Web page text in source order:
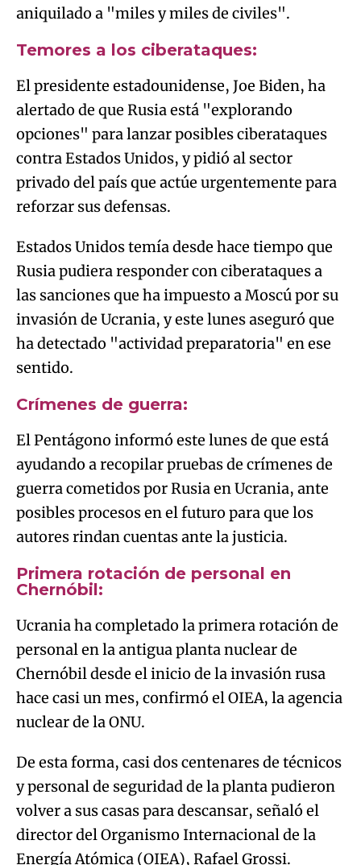
aniquilado a "miles y miles de civiles".
Temores a los ciberataques:
El presidente estadounidense, Joe Biden, ha
alertado de que Rusia está "explorando
opciones" para lanzar posibles ciberataques
contra Estados Unidos, y pidió al sector
privado del país que actúe urgentemente para
reforzar sus defensas.
Estados Unidos temía desde hace tiempo que
Rusia pudiera responder con ciberataques a
las sanciones que ha impuesto a Moscú por su
invasión de Ucrania, y este lunes aseguró que
ha detectado "actividad preparatoria" en ese
sentido.
Crímenes de guerra:
El Pentágono informó este lunes de que está
ayudando a recopilar pruebas de crímenes de
guerra cometidos por Rusia en Ucrania, ante
posibles procesos en el futuro para que los
autores rindan cuentas ante la justicia.
Primera rotación de personal en
Chernóbil:
Ucrania ha completado la primera rotación de
personal en la antigua planta nuclear de
Chernóbil desde el inicio de la invasión rusa
hace casi un mes, confirmó el OIEA, la agencia
nuclear de la ONU.
De esta forma, casi dos centenares de técnicos
y personal de seguridad de la planta pudieron
volver a sus casas para descansar, señaló el
director del Organismo Internacional de la
Energía Atómica (OIEA), Rafael Grossi.